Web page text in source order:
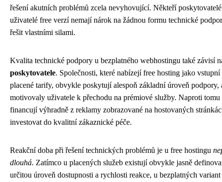
řešení akutních problémů zcela nevyhovující. Někteří
uživatelé free verzí nemají nárok na žádnou formu technické
řešit vlastními silami.
Kvalita technické podpory u bezplatného webhostingu také závisí
poskytovatele. Společnosti, které nabízejí free hosting jako
placené tarify, obvykle poskytují alespoň základní úroveň podpory,
motivovaly uživatele k přechodu na prémiové služby. Naproti tomu
financují výhradně z reklamy zobrazované na hostovaných
investovat do kvalitní zákaznické péče.
Reakční doba při řešení technických problémů je u free hostingu
dlouhá. Zatímco u placených služeb existují obvykle jasně
určitou úroveň dostupnosti a rychlosti reakce, u bezplatných